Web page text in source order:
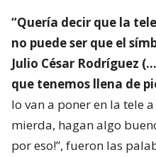
“Quería decir que la
no puede ser que el
Julio César Rodríguez
que tenemos llena de
lo van a poner en la tele a
mierda, hagan algo
por eso!”, fueron las